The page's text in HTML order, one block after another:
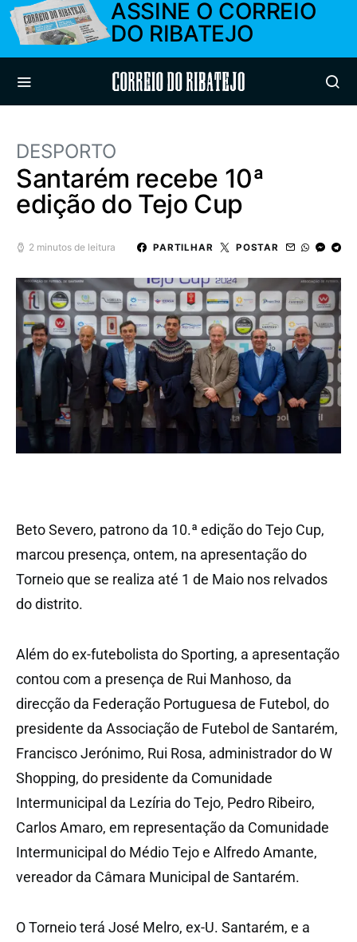
ASSINE O CORREIO
DO RIBATEJO
Correio do Ribatejo
DESPORTO
Santarém recebe 10ª
edição do Tejo Cup
2 minutos de leitura PARTILHAR POSTAR
Beto Severo, patrono da 10.ª edição do Tejo Cup,
marcou presença, ontem, na apresentação do
Torneio que se realiza até 1 de Maio nos relvados
do distrito.
Além do ex-futebolista do Sporting, a apresentação
contou com a presença de Rui Manhoso, da
direcção da Federação Portuguesa de Futebol, do
presidente da Associação de Futebol de Santarém,
Francisco Jerónimo, Rui Rosa, administrador do W
Shopping, do presidente da Comunidade
Intermunicipal da Lezíria do Tejo, Pedro Ribeiro,
Carlos Amaro, em representação da Comunidade
Intermunicipal do Médio Tejo e Alfredo Amante,
vereador da Câmara Municipal de Santarém.
O Torneio terá José Melro, ex-U. Santarém, e a